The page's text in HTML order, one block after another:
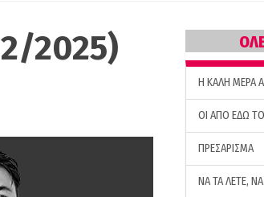
2025)
H ΚΑΛΗ ΜΕΡΑ
ΟΙ ΑΠΟ ΕΔΩ
ΠΡΕΣΑΡΙΣΜΑ
ΝΑ ΤΑ ΛΕΤΕ,